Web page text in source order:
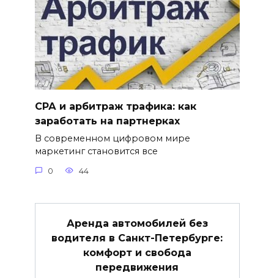
СРА и арбитраж трафика: как
заработать на партнерках
В современном цифровом мире
маркетинг становится все
0 44
Аренда автомобилей без
водителя в Санкт-Петербурге:
комфорт и свобода
передвижения